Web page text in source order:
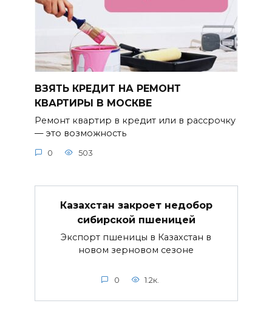
ВЗЯТЬ КРЕДИТ НА РЕМОНТ
КВАРТИРЫ В МОСКВЕ
Ремонт квартир в кредит или в рассрочку
— это возможность
0 503
Казахстан закроет недобор
сибирской пшеницей
Экспорт пшеницы в Казахстан в
новом зерновом сезоне
0 1.2к.